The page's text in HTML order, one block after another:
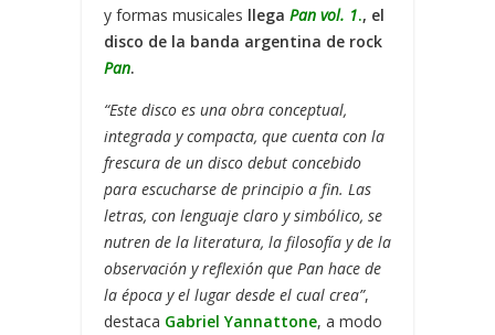
y formas musicales llega Pan vol. 1., el
disco de la banda argentina de rock
Pan.
“Este disco es una obra conceptual,
integrada y compacta, que cuenta con la
frescura de un disco debut concebido
para escucharse de principio a fin. Las
letras, con lenguaje claro y simbólico, se
nutren de la literatura, la filosofía y de la
observación y reflexión que Pan hace de
la época y el lugar desde el cual crea”,
destaca Gabriel Yannattone, a modo